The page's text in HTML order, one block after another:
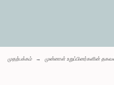
முதற்பக்கம் முன்னாள் உறுப்பினர்களின்